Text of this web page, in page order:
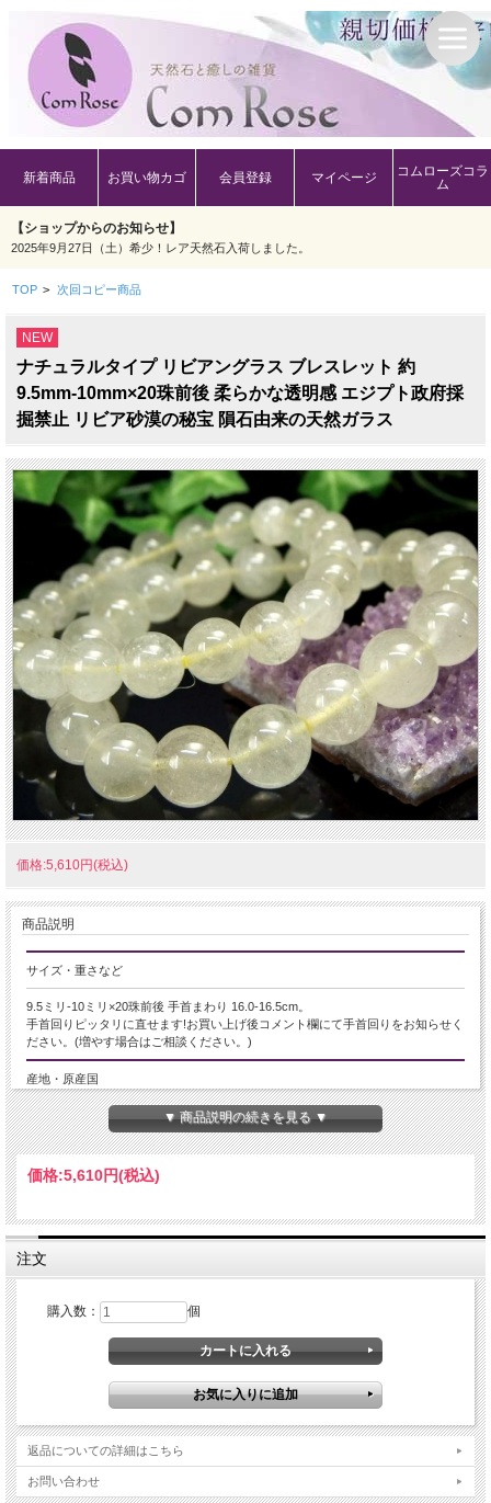
新着商品 お買い物カゴ 会員登録 マイページ
コムローズコラ
ム
【ショップからのお知らせ】
2025年9月27日（土）希少！レア天然石入荷しました。
TOP > 次回コピー商品
NEW
ナチュラルタイプ リビアングラス ブレスレット 約
9.5mm-10mm×20珠前後 柔らかな透明感 エジプト政府採
掘禁止 リビア砂漠の秘宝 隕石由来の天然ガラス
価格:5,610円(税込)
商品説明
サイズ・重さなど
9.5ミリ-10ミリ×20珠前後 手首まわり 16.0-16.5cm。
手首回りピッタリに直せます!お買い上げ後コメント欄にて手首回りをお知らせく
ださい。(増やす場合はご相談ください。)
産地・原産国
エジプトサハラ砂漠産
グレードなど
名称など
リビアングラス
【古代の神秘と大地の記憶を宿す、淡い黄金の石】
近年、エジプト政府によるリビアングラスの採掘・持ち出し規制により、流通量
今後は市場に出回る数がさらに限られると予測され、希少性・価値ともに高まっ
ていく石のひとつです。
こちらは、淡いイエローからクリームイエローの色合いが美しい、ナチュラルな
透明感を持つリビアングラスブレスレットです。
ガラス特有の艶やかな光沢と、内部に見られる自然由来の気泡や微細な内包物
▼ 商品説明の続きを見る ▼
価格:5,610円(税込)
注文
購入数： 個
返品についての詳細はこちら
お問い合わせ